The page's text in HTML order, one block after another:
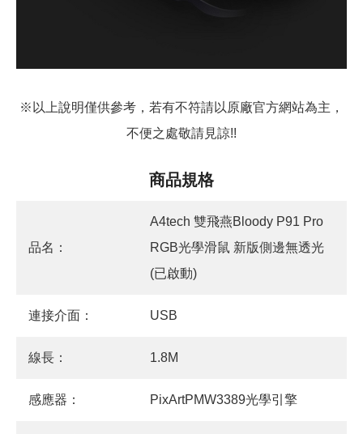
※以上說明僅供參考，若有不符請以原廠官方網站為主，
不便之處敬請見諒!!
商品規格
品名：
A4tech 雙飛燕Bloody P91 Pro
RGB光學滑鼠 新版側邊無透光
(已啟動)
連接介面： USB
線長： 1.8M
感應器： PixArtPMW3389光學引擎